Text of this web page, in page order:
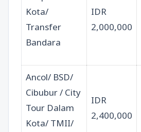
Kota/
Transfer
Bandara
IDR
2,000,000
Ancol/ BSD/
Cibubur / City
Tour Dalam
Kota/ TMII/
IDR
2,400,000